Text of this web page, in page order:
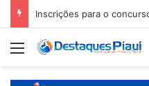
Menu